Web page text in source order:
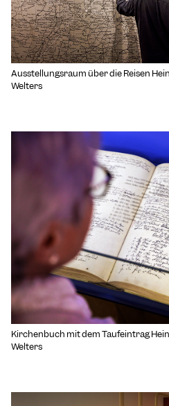
Ausstellungsraum über die Reisen
Welters
Kirchenbuch mit dem Taufeintrag
Welters